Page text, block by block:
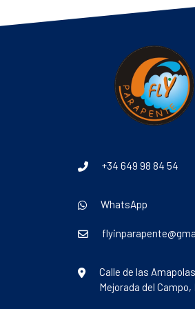
+34 649 98 84 54
WhatsApp
Calle de las
Mejorada del Campo,